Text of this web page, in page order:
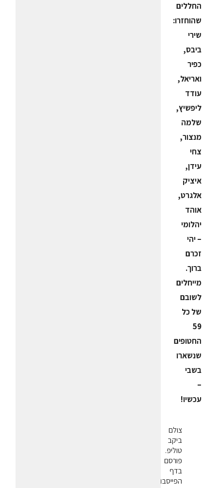
החללים
שהוחזרו:
שירי
ביבס,
כפיר
ואריאל,
עודד
ליפשיץ,
שלמה
מנצור,
צחי
עידן,
איציק
אלגרט,
אוהד
יהלומי
– יהי
זכרם
ברוך.
מייחלים
לשובם
של כל
59
החטופים
שנשארו
בשבי
–
עכשיו!
צולם
ביקב
טוליפ.
פורסם
בדף
הפייסבוק